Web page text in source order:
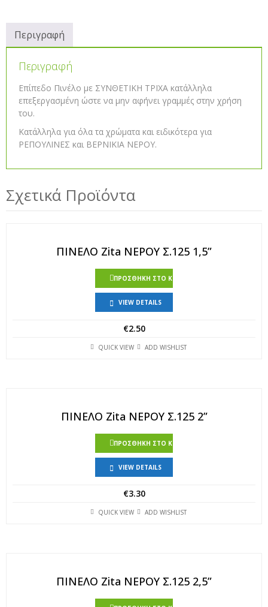
Περιγραφή
Περιγραφή
Επίπεδο Πινέλο με ΣΥΝΘΕΤΙΚΗ ΤΡΙΧΑ κατάλληλα
επεξεργασμένη ώστε να μην αφήνει γραμμές στην χρήση
του.
Κατάλληλα για όλα τα χρώματα και ειδικότερα για
ΡΕΠΟΥΛΙΝΕΣ και ΒΕΡΝΙΚΙΑ ΝΕΡΟΥ.
Σχετικά Προϊόντα
ΠΙΝΕΛΟ Zita ΝΕΡΟΥ Σ.125 1,5”
ΠΡΟΣΘΉΚΗ ΣΤΟ ΚΑΛΆΘΙ
VIEW DETAILS
€2.50
QUICK VIEW ADD WISHLIST
ΠΙΝΕΛΟ Zita ΝΕΡΟΥ Σ.125 2”
ΠΡΟΣΘΉΚΗ ΣΤΟ ΚΑΛΆΘΙ
VIEW DETAILS
€3.30
QUICK VIEW ADD WISHLIST
ΠΙΝΕΛΟ Zita ΝΕΡΟΥ Σ.125 2,5”